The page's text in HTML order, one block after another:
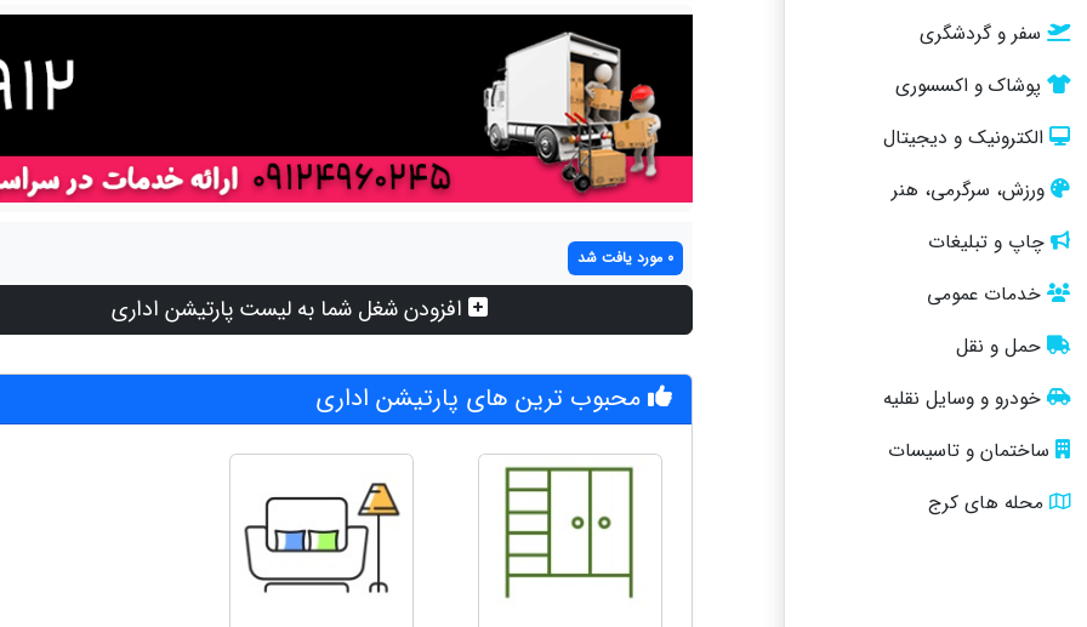
سفر و گردشگری
پوشاک و اکسسوری
الکترونیک و دیجیتال
ورزش، سرگرمی، هنر
چاپ و تبلیغات
خدمات عمومی
حمل و نقل
خودرو و وسایل نقلیه
ساختمان و تاسیسات
محله های کرج
0 مورد یافت شد
افزودن شغل شما به لیست پارتیشن اداری
محبوب ترین های پارتیشن اداری